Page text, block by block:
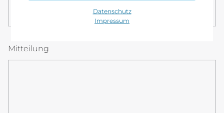
Datenschutz
Impressum
Mitteilung